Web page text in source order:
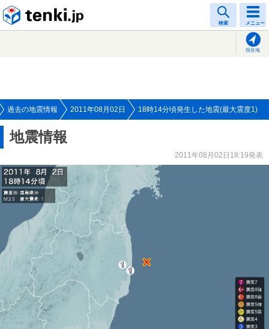
検索 メニュー
現在地
過去の地震情報 2011年08月02日 18時14分頃発生した地震(最大震度1)
地震情報
2011年08月02日18:19発表